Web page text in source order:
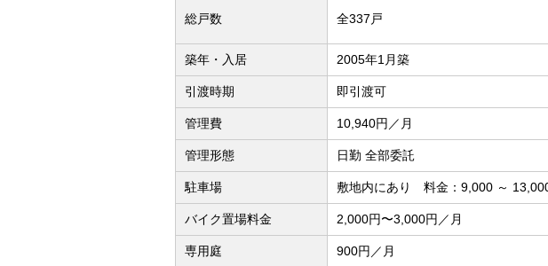
総戸数 全337戸
築年・入居 2005年1月築
引渡時期 即引渡可
管理費 10,940円／月
管理形態 日勤 全部委託
駐車場 敷地内にあり 料金：9,000 ～
バイク置場料金 2,000円〜3,000円／月
専用庭 900円／月